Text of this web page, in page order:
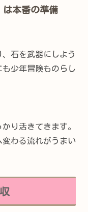
本番の準備
石を武器にしよう
少年冒険ものらし
り活きてきます。
わる流れがうまい